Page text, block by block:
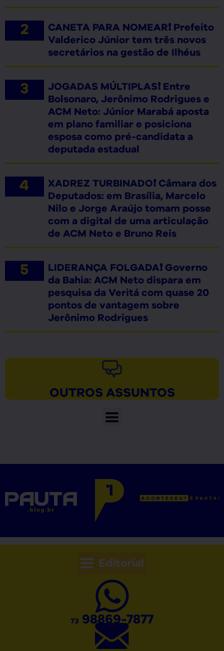
CANETA PARA NOMEAR❗ Prefeito
Valderico Júnior tem três novos
secretários na gestão de Ilhéus
JOGADAS MÚLTIPLAS❗ Entre
Bolsonaro, Jerônimo Rodrigues e
ACM Neto: Júnior Marabá aposta
em plano familiar e posiciona
esposa como pré-candidata a
deputada estadual
XADREZ TURBINADO❗ Câmara dos
Deputados: em Brasília, Marcelo
Nilo e Jorge Araújo tomam posse
com a digital de uma articulação
de ACM Neto e Bruno Reis
LIDERANÇA FOLGADA❗ Governo
da Bahia: ACM Neto dispara em
pesquisa da Veritá com quase 20
pontos de vantagem sobre
Jerônimo Rodrigues
OUTROS ASSUNTOS
Editorial
73 98869-7877